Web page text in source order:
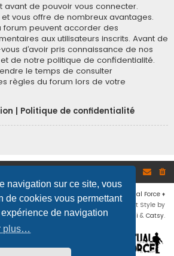
navigation sur ce site, vous
de cookies vous permettant
de navigation
plus…
avant de pouvoir vous connecter.
et vous offre de nombreux avantages.
forum peuvent accorder des
aux utilisateurs inscrits. Avant de
d’avoir pris connaissance de nos
et de notre politique de confidentialité.
le temps de consulter
règles du forum lors de votre
Politique de confidentialité
Software © phpBB Limited ♦ © 2019 Virtual Force ♦
Confidentialité
Flat Style by
Ian Bradley♦ Adapté par Mogwaii & Catsy.